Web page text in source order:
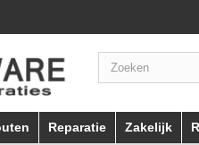
Reparatie Zakelijk